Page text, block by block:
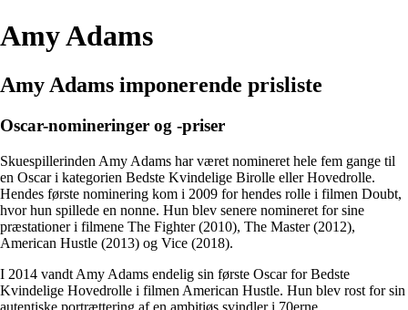
Amy Adams
Amy Adams imponerende prisliste
Oscar-nomineringer og -priser
Skuespillerinden Amy Adams har været nomineret hele fem gange til
en Oscar i kategorien Bedste Kvindelige Birolle eller Hovedrolle.
Hendes første nominering kom i 2009 for hendes rolle i filmen Doubt,
hvor hun spillede en nonne. Hun blev senere nomineret for sine
præstationer i filmene The Fighter (2010), The Master (2012),
American Hustle (2013) og Vice (2018).
I 2014 vandt Amy Adams endelig sin første Oscar for Bedste
Kvindelige Hovedrolle i filmen American Hustle. Hun blev rost for sin
autentiske portrættering af en ambitiøs svindler i 70erne.